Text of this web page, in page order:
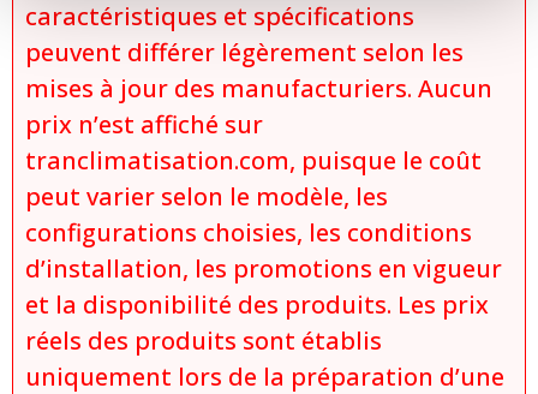
caractéristiques et spécifications
peuvent différer légèrement selon les
mises à jour des manufacturiers. Aucun
prix n’est affiché sur
tranclimatisation.com, puisque le coût
peut varier selon le modèle, les
configurations choisies, les conditions
d’installation, les promotions en vigueur
et la disponibilité des produits. Les prix
réels des produits sont établis
uniquement lors de la préparation d’une